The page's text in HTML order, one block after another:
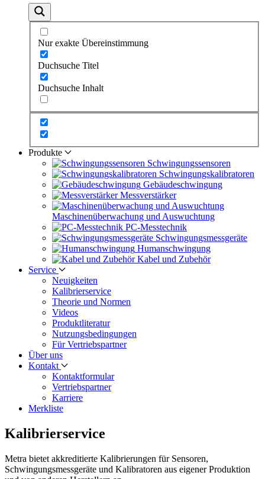
Nur exakte Übereinstimmung
Duchsuche Titel
Duchsuche Inhalt
Produkte
Schwingungs­sensoren
Schwingungs­kalibratoren
Gebäude­schwingung
Messverstärker
Maschinen­überwachung und Auswuchtung
PC-Messtechnik
Schwingungs­messgeräte
Human­schwingung
Kabel und Zubehör
Service
Neuigkeiten
Kalibrier­service
Theorie und Normen
Videos
Produkt­literatur
Nutzungs­bedingungen
Für Vertriebs­partner
Über uns
Kontakt
Kontaktformular
Vertriebs­partner
Karriere
Merkliste
Kalibrierservice
Metra bietet akkreditierte Kalibrierungen für Sensoren,
Schwingungsmessgeräte und Kalibratoren aus eigener Produktion